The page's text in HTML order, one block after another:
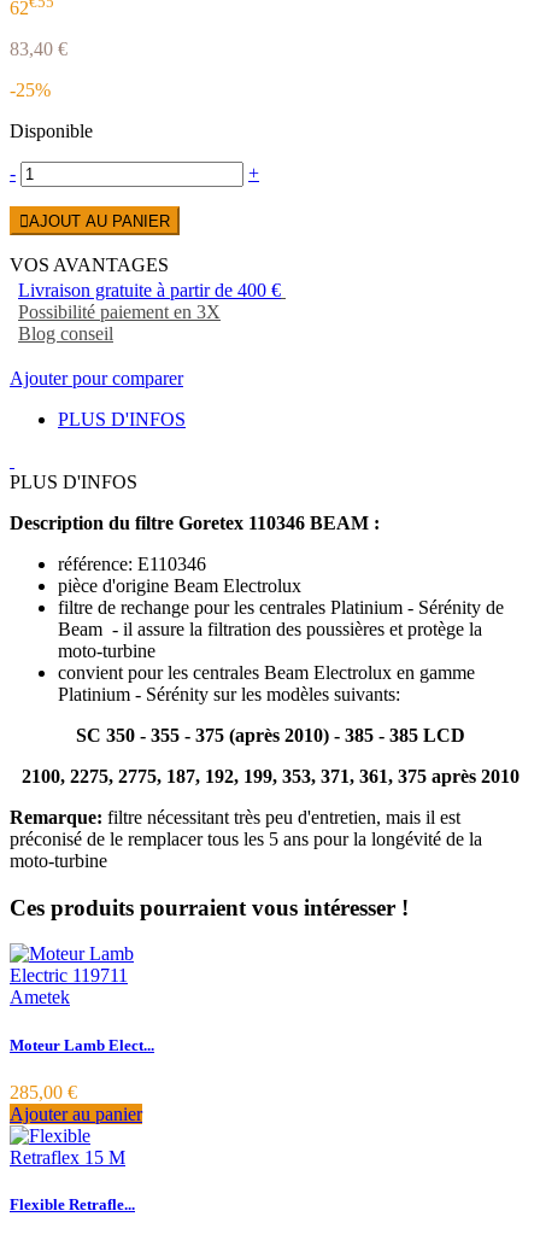
62
83,40 €
-25%
Disponible
- +
AJOUT AU PANIER
VOS AVANTAGES
Livraison gratuite à partir de 400 €
Possibilité paiement en 3X
Blog conseil
Ajouter pour comparer
PLUS D'INFOS
PLUS D'INFOS
Description du filtre Goretex 110346 BEAM :
référence: E110346
pièce d'origine Beam Electrolux
filtre de rechange pour les centrales Platinium - Sérénity de
Beam - il assure la filtration des poussières et protège la
moto-turbine
convient pour les centrales Beam Electrolux en gamme
Platinium - Sérénity sur les modèles suivants:
SC 350 - 355 - 375 (après 2010) - 385 - 385 LCD
2100, 2275, 2775, 187, 192, 199, 353, 371, 361, 375 après 2010
Remarque: filtre nécessitant très peu d'entretien, mais il est
préconisé de le remplacer tous les 5 ans pour la longévité de la
moto-turbine
Ces produits pourraient vous intéresser !
Moteur Lamb Elect...
285,00 €
Ajouter au panier
Flexible Retrafle...